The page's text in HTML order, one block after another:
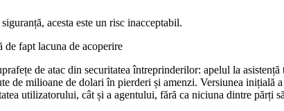
acesta este un risc inacceptabil.
fapt lacuna de acoperire
de atac din securitatea întreprinderilor: apelul la
de milioane de dolari în pierderi și amenzi. Versiunea
utilizatorului, cât și a agentului, fără ca niciuna dintre părți